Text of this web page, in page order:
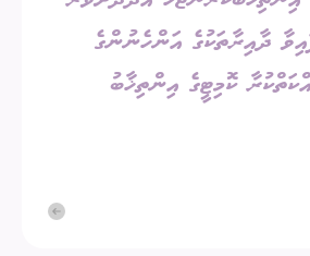
ދާއިރާތަކުގެ އަންހެނުންގެ
ކޮމިޓީގެ އިންތިޚާބު